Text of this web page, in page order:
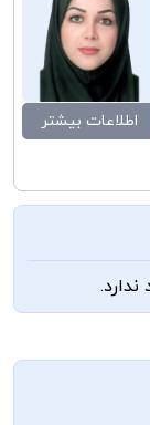
اطلاعات بیشتر